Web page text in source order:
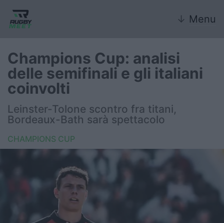
↓ Menu
Nazionale
Nazionali giovanili
FIR
Internazionale
6 Nazioni
United Rugby Championship
Champions Cup: analisi
delle semifinali e gli italiani
coinvolti
Leinster-Tolone scontro fra titani,
Bordeaux-Bath sarà spettacolo
CHAMPIONS CUP